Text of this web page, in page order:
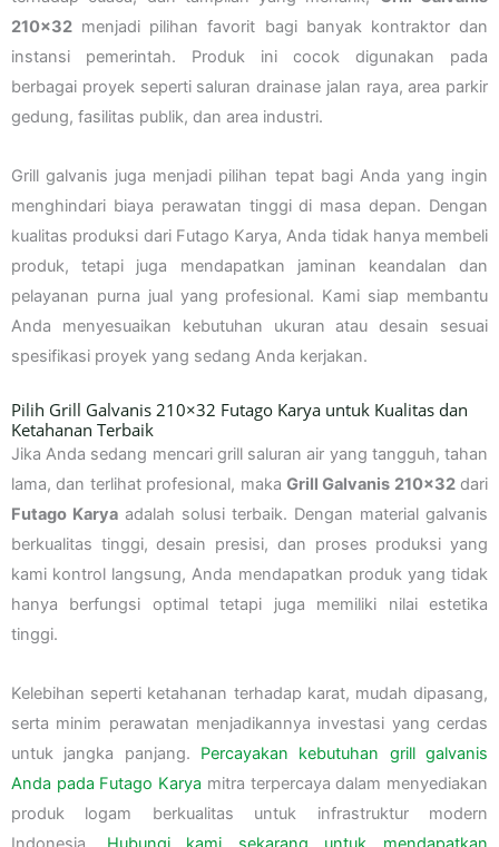
210×32 menjadi pilihan favorit bagi banyak kontraktor dan
instansi pemerintah. Produk ini cocok digunakan pada
berbagai proyek seperti saluran drainase jalan raya, area parkir
gedung, fasilitas publik, dan area industri.
Grill galvanis juga menjadi pilihan tepat bagi Anda yang ingin
menghindari biaya perawatan tinggi di masa depan. Dengan
kualitas produksi dari Futago Karya, Anda tidak hanya membeli
produk, tetapi juga mendapatkan jaminan keandalan dan
pelayanan purna jual yang profesional. Kami siap membantu
Anda menyesuaikan kebutuhan ukuran atau desain sesuai
spesifikasi proyek yang sedang Anda kerjakan.
Pilih Grill Galvanis 210×32 Futago Karya untuk Kualitas dan
Ketahanan Terbaik
Jika Anda sedang mencari grill saluran air yang tangguh, tahan
lama, dan terlihat profesional, maka Grill Galvanis 210×32dari
Futago Karya adalah solusi terbaik. Dengan material galvanis
berkualitas tinggi, desain presisi, dan proses produksi yang
kami kontrol langsung, Anda mendapatkan produk yang tidak
hanya berfungsi optimal tetapi juga memiliki nilai estetika
tinggi.
Kelebihan seperti ketahanan terhadap karat, mudah dipasang,
serta minim perawatan menjadikannya investasi yang cerdas
untuk jangka panjang. Percayakan kebutuhan grill galvanis
Anda pada Futago Karya mitra terpercaya dalam menyediakan
produk logam berkualitas untuk infrastruktur modern